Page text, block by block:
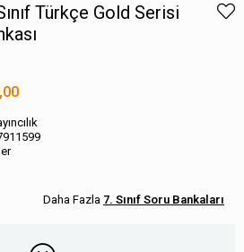
Türkçe Gold Serisi
7. Sınıf Soru Bankaları